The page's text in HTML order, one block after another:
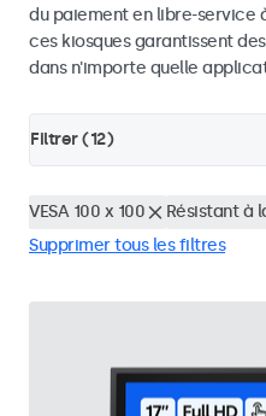
du paiement en libre-service
ces kiosques garantissent
dans n'importe quelle
Filtrer (12)
VESA 100 x 100
Résistant à
Supprimer tous les filtres